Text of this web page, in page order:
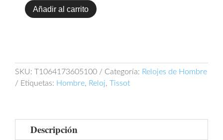
TISSOT
cantidad
Añadir al carrito
SKU: T1064173605100 Categoría: Relojes de Hombre
Etiquetas: Hombre, Reloj, Tissot
Descripción